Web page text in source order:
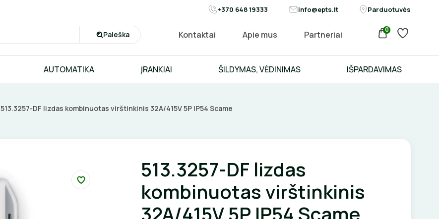
+370 648 19333 info@epts.lt Parduotuvės
Paieška Kontaktai Apie mus Partneriai 0
AUTOMATIKA ĮRANKIAI ŠILDYMAS, VĖDINIMAS IŠPARDAVIMAS
513.3257-DF lizdas kombinuotas virštinkinis 32A/415V 5P IP54 Scame
513.3257-DF lizdas
kombinuotas virštinkinis
32A/415V 5P IP54 Scame